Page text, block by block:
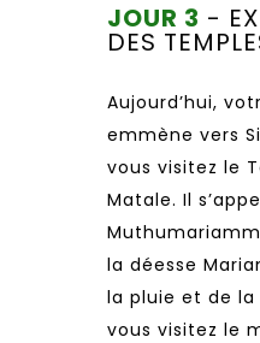
JOUR 3 -
DES
Aujourd’hui,
emmène vers
vous visitez le
Matale. Il
la déesse
la pluie et de
vous visitez le